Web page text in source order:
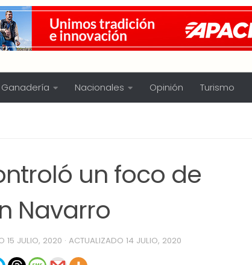
Ganadería Nacionales Opinión Turismo
un foco de
Navarro
15 JULIO, 2020 · ACTUALIZADO 14 JULIO, 2020